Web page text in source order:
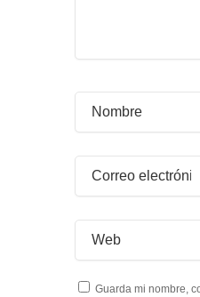
Guarda mi nombre,